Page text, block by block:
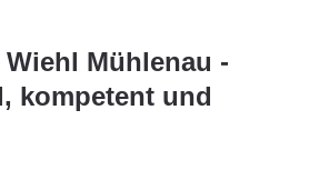
Mühlenau -
kompetent und